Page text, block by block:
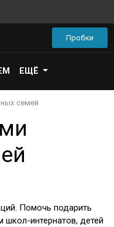
Пробки
ЕЩЁ
семей
Помочь подарить
интернатов, детей